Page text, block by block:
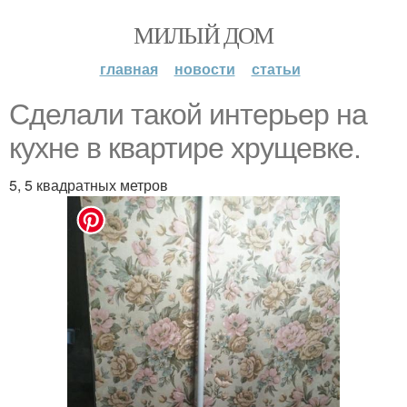
МИЛЫЙ ДОМ
главная новости статьи
Сделали такой интерьер на
кухне в квартире хрущевке.
5, 5 квадратных метров